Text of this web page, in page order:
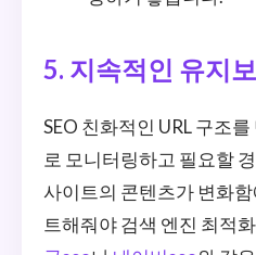
5. 지속적인 유지
SEO 친화적인 URL 구조
로 모니터링하고 필요할
사이트의 콘텐츠가 변화
트해줘야 검색 엔진 최적